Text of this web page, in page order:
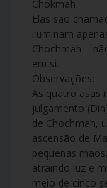
Chokmah.
Elas são
iluminam
Chochmah –
em si.
Observações:
As quatro asas
julgamento
de Chochmah,
ascensão de
pequenas
atraindo luz e
meio de cinco